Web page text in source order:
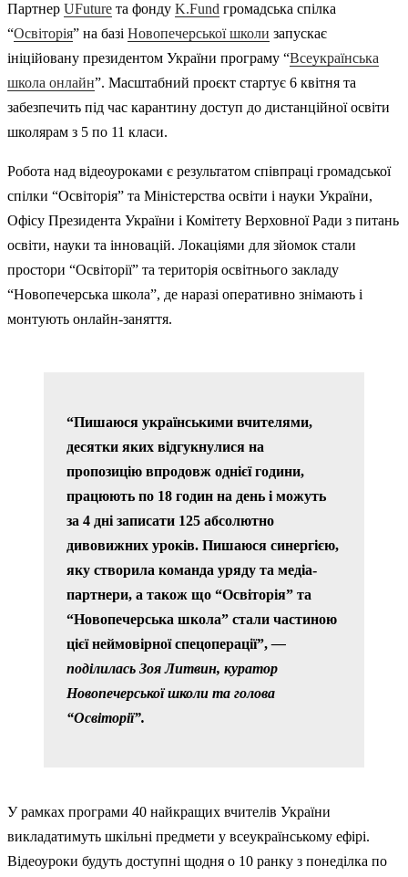
Партнер UFuture та фонду K.Fund громадська спілка
“Освіторія” на базі Новопечерської школи запускає
ініційовану президентом України програму “Всеукраїнська
школа онлайн”. Масштабний проєкт стартує 6 квітня та
забезпечить під час карантину доступ до дистанційної освіти
школярам з 5 по 11 класи.
Робота над відеоуроками є результатом співпраці громадської
спілки “Освіторія” та Міністерства освіти і науки України,
Офісу Президента України і Комітету Верховної Ради з питань
освіти, науки та інновацій. Локаціями для зйомок стали
простори “Освіторії” та територія освітнього закладу
“Новопечерська школа”, де наразі оперативно знімають і
монтують онлайн-заняття.
“Пишаюся українськими вчителями,
десятки яких відгукнулися на
пропозицію впродовж однієї години,
працюють по 18 годин на день і можуть
за 4 дні записати 125 абсолютно
дивовижних уроків. Пишаюся синергією,
яку створила команда уряду та медіа-
партнери, а також що “Освіторія” та
“Новопечерська школа” стали частиною
цієї неймовірної спецоперації”,—
поділилась Зоя Литвин, куратор
Новопечерської школи та голова
“Освіторії”.
У рамках програми 40 найкращих вчителів України
викладатимуть шкільні предмети у всеукраїнському ефірі.
Відеоуроки будуть доступні щодня о 10 ранку з понеділка по